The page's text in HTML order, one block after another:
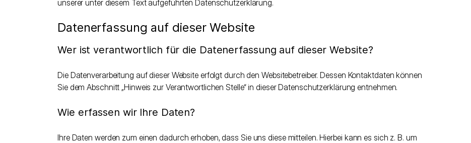
unserer unter diesem Text aufgeführten Datenschutzerklärung.
Datenerfassung auf dieser Website
Wer ist verantwortlich für die Datenerfassung auf dieser Website?
Die Datenverarbeitung auf dieser Website erfolgt durch den Websitebetreiber. Dessen Kontaktdaten können
Sie dem Abschnitt „Hinweis zur Verantwortlichen Stelle“ in dieser Datenschutzerklärung entnehmen.
Wie erfassen wir Ihre Daten?
Ihre Daten werden zum einen dadurch erhoben, dass Sie uns diese mitteilen. Hierbei kann es sich z. B. um